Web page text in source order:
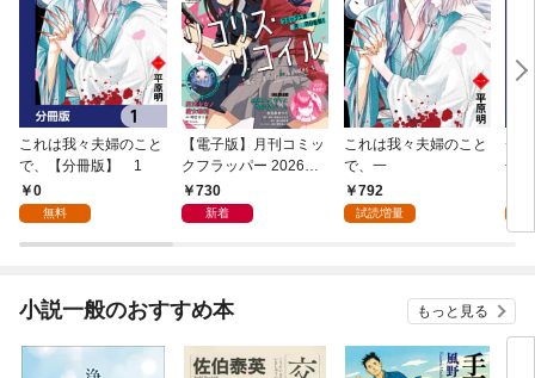
これは我々夫婦のこと
で、【分冊版】 1
0
無料
【電子版】月刊コミッ
クフラッパー 2026年9
月号730
新着
これは我々夫婦のこと
で、一
792
試読増量
チ
冊
小説一般のおすすめ本 もっと見る